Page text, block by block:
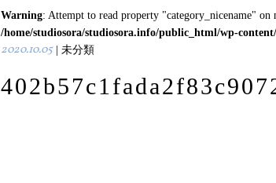
Warning: Attempt to read property "category_nicename" on
/home/studiosora/studiosora.info/public_html/wp-
2020.10.05| 未分類